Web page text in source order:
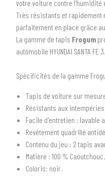
SÉLECTIONNEZ LE TYPE DE
Tous les types
2SÉLECTIONNEZ LA MARQUE
Toutes les marques
votre voiture contre l'humidité
Très résistants et rapidement
parfaitement en place grâce
La gamme de tapis Frogum
automobile HYUNDAI SANTA FE 3.
Spécificités de la gamme
Tapis de voiture sur mesure
Résistants aux intempéries.
Facile d'entretien : lavable
Revêtement quadrillé
Contenu du jeu : 2 tapis
Matière : 100 % Caoutchouc.
Coloris: noir.